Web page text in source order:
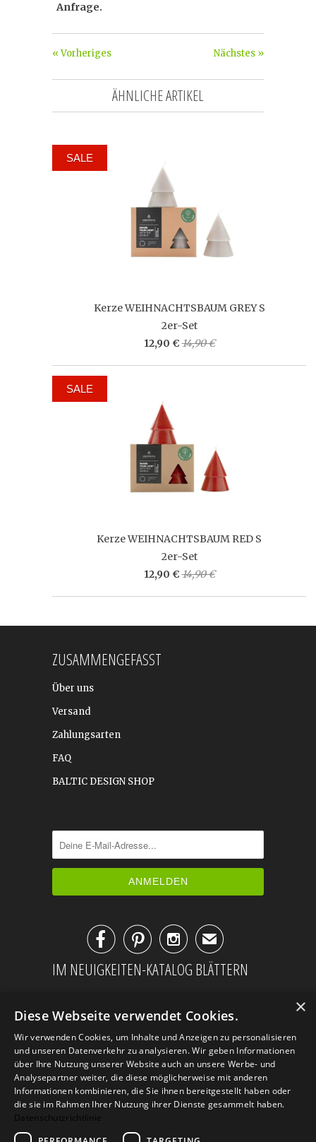
Anfrage.
Nächstes »
« Vorheriges
ÄHNLICHE ARTIKEL
Kerze WEIHNACHTSBAUM GREY S
2er-Set
12,90 €14,90 €
SALE
Kerze WEIHNACHTSBAUM RED S
2er-Set
12,90 €14,90 €
SALE
ZUSAMMENGEFASST
Über uns
Versand
Zahlungsarten
FAQ
BALTIC DESIGN SHOP
✉
IM NEUIGKEITEN-KATALOG BLÄTTERN
×
Diese Webseite verwendet Cookies.
Wir verwenden Cookies, um Inhalte und Anzeigen zu personalisieren
und unseren Datenverkehr zu analysieren. Wir geben Informationen
über Ihre Nutzung unserer Website auch an unsere Werbe- und
Analysepartner weiter, die diese möglicherweise mit anderen
Informationen kombinieren, die Sie ihnen bereitgestellt haben oder
die sie im Rahmen Ihrer Nutzung ihrer Dienste gesammelt haben.
Datenschutzrichtlinie